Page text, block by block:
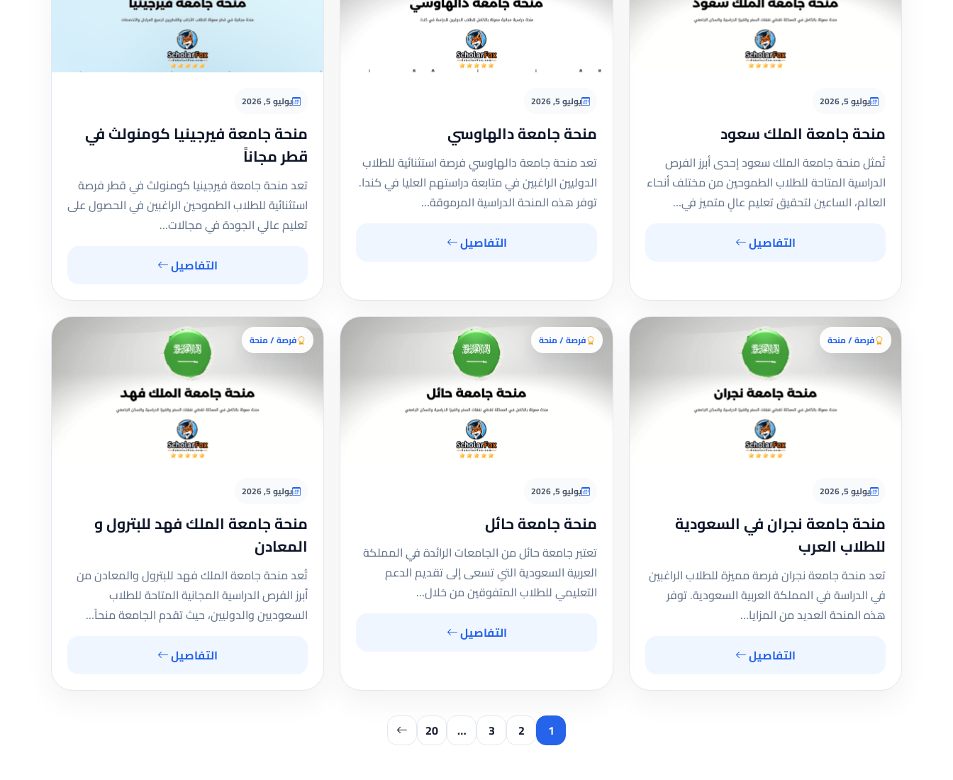
يوليو 5, 2026
منحة جامعة الملك سعود
تُمثل منحة جامعة الملك سعود إحدى أبرز الفرص
الدراسية المتاحة للطلاب الطموحين من مختلف أنحاء
العالم، الساعين لتحقيق تعليم عالٍ متميز في…
التفاصيل
يوليو 5, 2026
منحة جامعة دالهاوسي
تعد منحة جامعة دالهاوسي فرصة استثنائية للطلاب
الدوليين الراغبين في متابعة دراستهم العليا في كندا.
توفر هذه المنحة الدراسية المرموقة…
التفاصيل
يوليو 5, 2026
منحة جامعة فيرجينيا كومنولث في
قطر مجاناً
تعد منحة جامعة فيرجينيا كومنولث في قطر فرصة
استثنائية للطلاب الطموحين الراغبين في الحصول على
تعليم عالي الجودة في مجالات…
التفاصيل
فرصة / منحة
يوليو 5, 2026
منحة جامعة نجران في السعودية
للطلاب العرب
تعد منحة جامعة نجران فرصة مميزة للطلاب الراغبين
في الدراسة في المملكة العربية السعودية. توفر
هذه المنحة العديد من المزايا…
التفاصيل
فرصة / منحة
يوليو 5, 2026
منحة جامعة حائل
تعتبر جامعة حائل من الجامعات الرائدة في المملكة
العربية السعودية التي تسعى إلى تقديم الدعم
التعليمي للطلاب المتفوقين من خلال…
التفاصيل
فرصة / منحة
يوليو 5, 2026
منحة جامعة الملك فهد للبترول و
المعادن
تُعد منحة جامعة الملك فهد للبترول والمعادن من
أبرز الفرص الدراسية المجانية المتاحة للطلاب
السعوديين والدوليين، حيث تقدم الجامعة منحاً…
التفاصيل
1
2
3
…
20